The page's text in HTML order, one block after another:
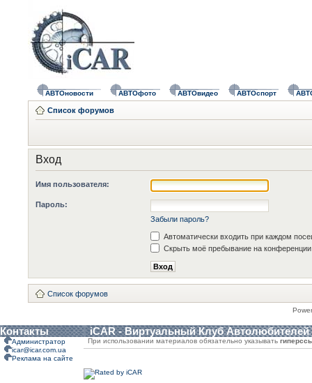
АВТОновости АВТОфото АВТОвидео АВТОспорт
Список форумов
Вход
Имя пользователя:
Пароль:
Забыли пароль?
Автоматически входить при каждом
Скрыть моё пребывание на конференции
Список форумов
Контакты iCAR - Виртуальный Клуб Автолюбителей
Администратор
icar@icar.com.ua
Реклама на сайте
При использовании материалов обязательно указывать